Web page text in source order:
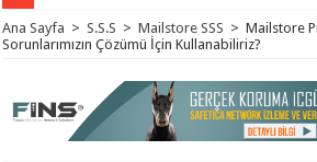
Ana Sayfa > S.S.S > Mailstore SSS > Mailstore
Sorunlarımızın Çözümü İçin Kullanabiliriz?